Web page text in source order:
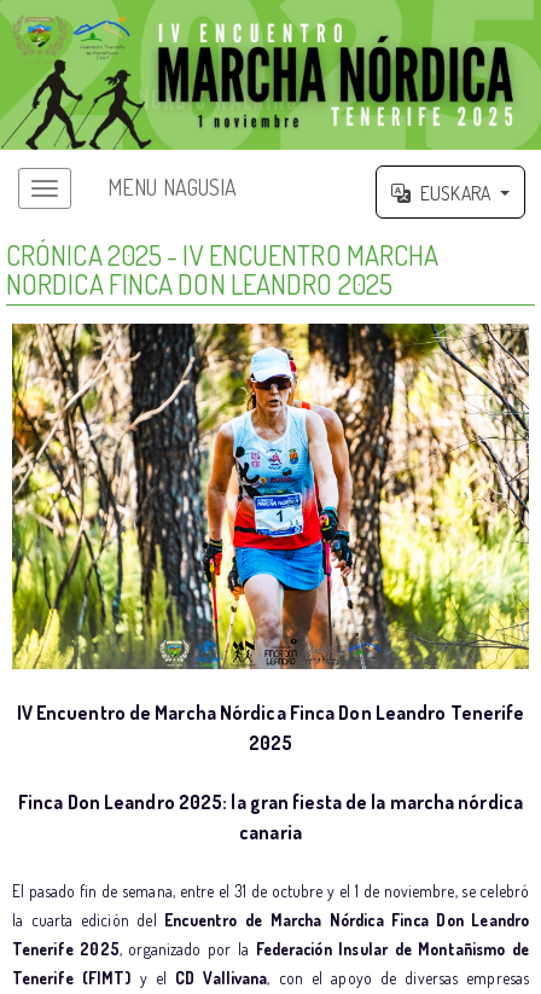
MENU NAGUSIA EUSKARA
CRÓNICA 2025 - IV ENCUENTRO MARCHA
NORDICA FINCA DON LEANDRO 2025
IV Encuentro de Marcha Nórdica Finca Don Leandro Tenerife
2025
Finca Don Leandro 2025: la gran fiesta de la marcha nórdica
canaria
El pasado fin de semana, entre el 31 de octubre y el 1 de noviembre, se celebró
la cuarta edición del Encuentro de Marcha Nórdica Finca Don Leandro
Tenerife 2025, organizado por la Federación Insular de Montañismo de
Tenerife (FIMT) y el CD Vallivana, con el apoyo de diversas empresas